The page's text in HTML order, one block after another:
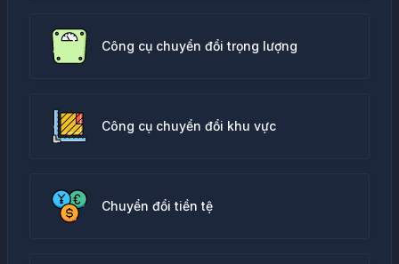
Công cụ chuyển đổi trọng lượng
Công cụ chuyển đổi khu vực
Chuyển đổi tiền tệ